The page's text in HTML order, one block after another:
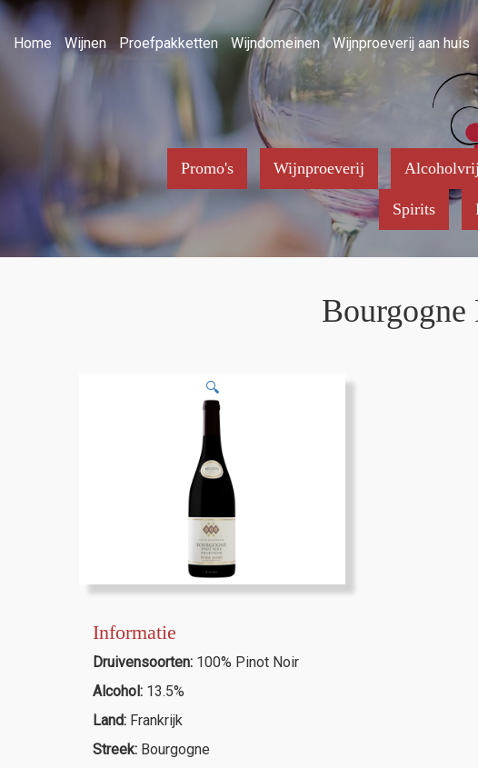
Home Wijnen Proefpakketten Wijndomeinen Wijnproeverij aan huis
Promo's Wijnproeverij Alcoholvrij
Spirits
🔍
Informatie
Druivensoorten: 100% Pinot Noir
Alcohol: 13.5%
Land: Frankrijk
Streek: Bourgogne